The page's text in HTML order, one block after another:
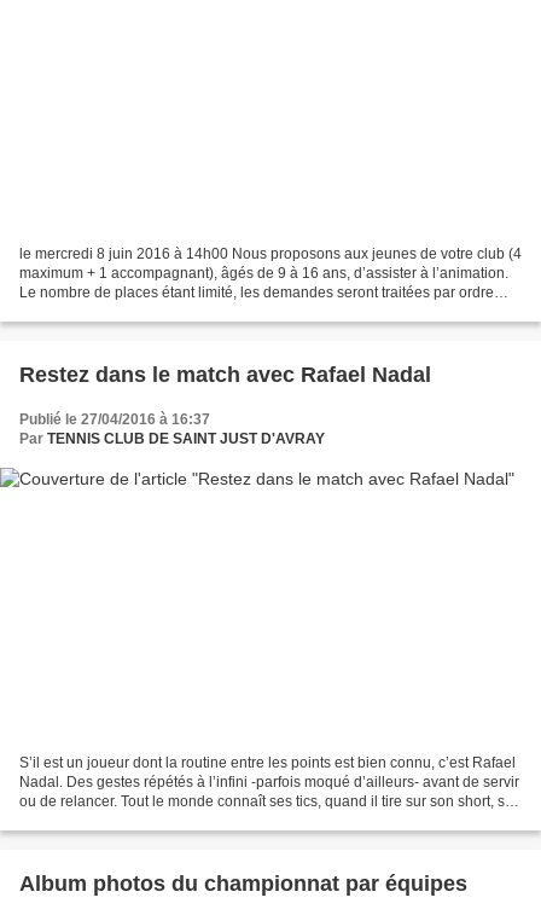
le mercredi 8 juin 2016 à 14h00 Nous proposons aux jeunes de votre club (4
maximum + 1 accompagnant), âgés de 9 à 16 ans, d’assister à l’animation.
Le nombre de places étant limité, les demandes seront traitées par ordre
Restez dans le match avec Rafael Nadal
Publié le 27/04/2016 à 16:37
Par TENNIS CLUB DE SAINT JUST D'AVRAY
S’il est un joueur dont la routine entre les points est bien connu, c’est Rafael
Nadal. Des gestes répétés à l’infini -parfois moqué d’ailleurs- avant de servir
ou de relancer. Tout le monde connaît ses tics, quand il tire sur son short, se
Album photos du championnat par équipes